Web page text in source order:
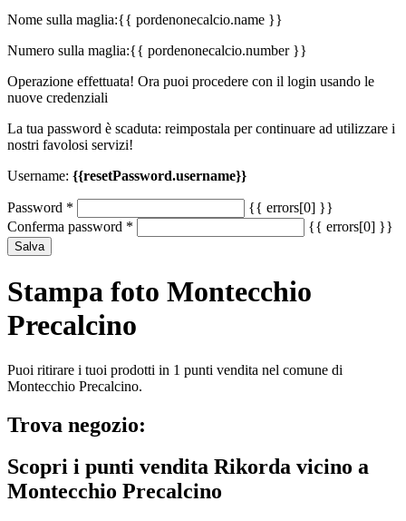
Nome sulla maglia:{{ pordenonecalcio.name }}
Numero sulla maglia:{{ pordenonecalcio.number }}
Operazione effettuata! Ora puoi procedere con il login usando le
nuove credenziali
La tua password è scaduta: reimpostala per continuare ad utilizzare i
nostri favolosi servizi!
Username: {{resetPassword.username}}
Password *
{{ errors[0] }}
Conferma password * {{ errors[0] }}
Salva
Stampa foto Montecchio
Precalcino
Puoi ritirare i tuoi prodotti in 1 punti vendita nel comune di
Montecchio Precalcino.
Trova negozio:
Scopri i punti vendita Rikorda vicino a
Montecchio Precalcino